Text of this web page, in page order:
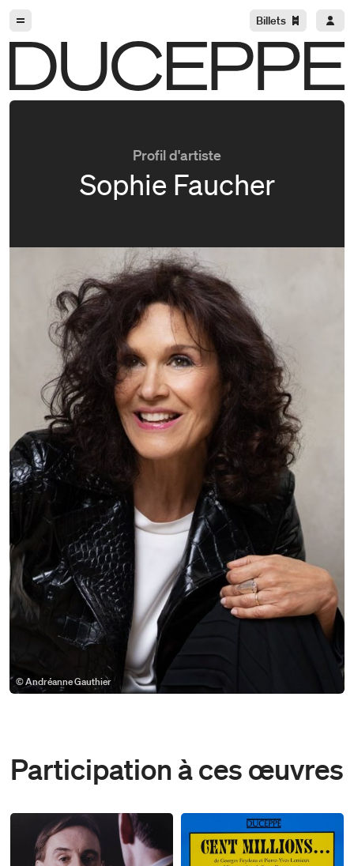
Billets
Profil d'artiste
Sophie Faucher
© Andréanne Gauthier
Participation à ces œuvres